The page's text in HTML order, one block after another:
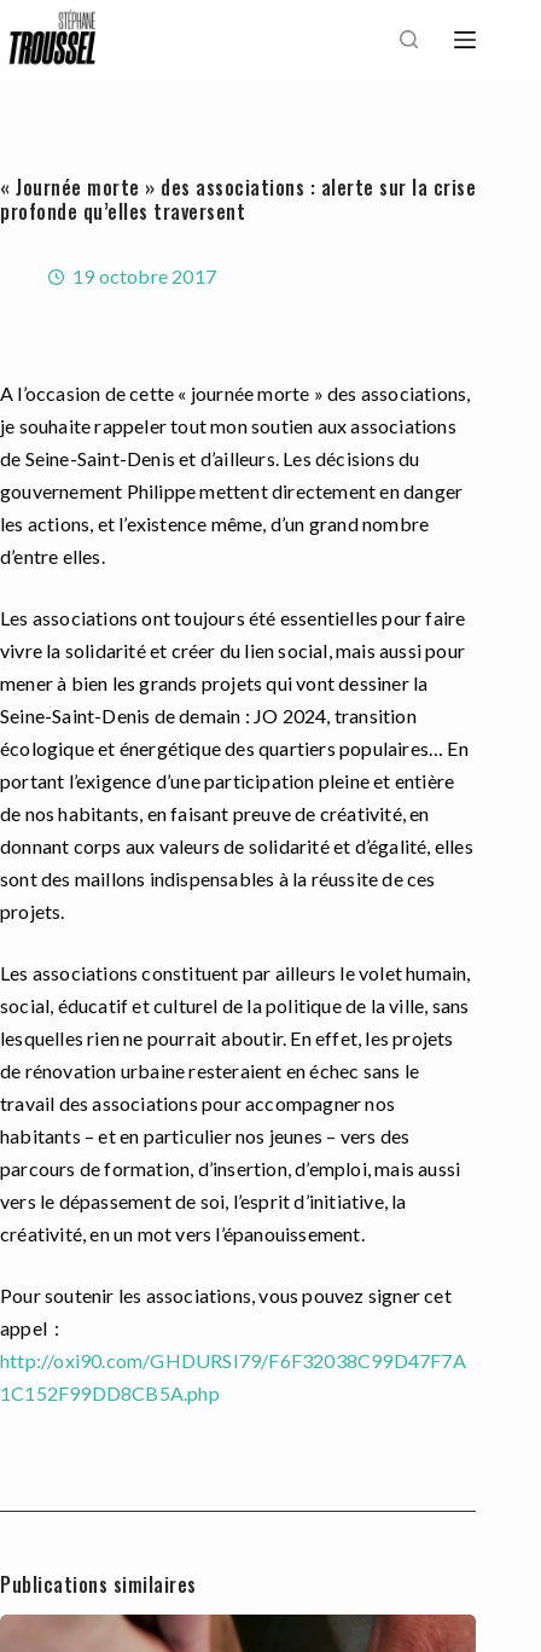
au
« Journée morte » des associations : alerte sur la crise
profonde qu’elles traversent
19 octobre 2017
A l’occasion de cette « journée morte » des associations,
je souhaite rappeler tout mon soutien aux associations
de Seine-Saint-Denis et d’ailleurs. Les décisions du
gouvernement Philippe mettent directement en danger
les actions, et l’existence même, d’un grand nombre
d’entre elles.
Les associations ont toujours été essentielles pour faire
vivre la solidarité et créer du lien social, mais aussi pour
menerà bien les grands projetsqui vont dessiner la
Seine-Saint-Denis de demain : JO 2024, transition
écologique et énergétique des quartiers populaires… En
portant l’exigence d’uneparticipation pleine et entière
de nos habitants, en faisant preuve de créativité,en
donnant corps aux valeurs de solidarité et d’égalité, elles
sont des maillons indispensables à la réussite de ces
projets.
Les associations constituent par ailleurs le volet humain,
social, éducatif et culturel de la politique de la ville, sans
lesquelles rien ne pourrait aboutir. En effet, les projets
de rénovation urbaine resteraient en échec sans le
travail des associations pour accompagner nos
habitants – et en particulier nos jeunes – vers des
parcours de formation, d’insertion, d’emploi, mais aussi
vers le dépassement de soi, l’esprit d’initiative, la
créativité, en un mot vers l’épanouissement.
Pour soutenir les associations, vous pouvez signer cet
appel :
http://oxi90.com/GHDURSI79/F6F32038C99D47F7A
1C152F99DD8CB5A.php
Publications similaires